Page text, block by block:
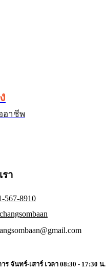
อาชีพ
รา
567-8910
ร จันทร์-เสาร์ เวลา 08:30 - 17:30 น.